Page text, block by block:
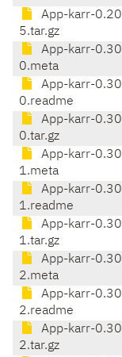
App-karr-0.20
5.tar.gz
App-karr-0.30
0.meta
App-karr-0.30
0.readme
App-karr-0.30
0.tar.gz
App-karr-0.30
1.meta
App-karr-0.30
1.readme
App-karr-0.30
1.tar.gz
App-karr-0.30
2.meta
App-karr-0.30
2.readme
App-karr-0.30
2.tar.gz